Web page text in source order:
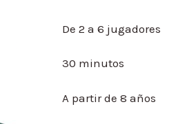
De 2 a 6 jugadores
30 minutos
A partir de 8 años